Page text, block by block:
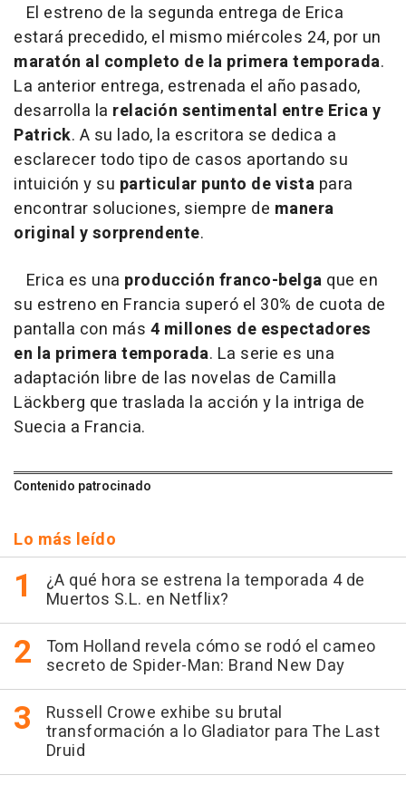
El estreno de la segunda entrega de Erica
estará precedido, el mismo miércoles 24, por un
maratón al completo de la primera temporada.
La anterior entrega, estrenada el año pasado,
desarrolla la relación sentimental entre Erica y
Patrick. A su lado, la escritora se dedica a
esclarecer todo tipo de casos aportando su
intuición y su particular punto de vista para
encontrar soluciones, siempre de manera
original y sorprendente.
Erica es una producción franco-belga que en
su estreno en Francia superó el 30% de cuota de
pantalla con más 4 millones de espectadores
en la primera temporada. La serie es una
adaptación libre de las novelas de Camilla
Läckberg que traslada la acción y la intriga de
Suecia a Francia.
Contenido patrocinado
Lo más leído
¿A qué hora se estrena la temporada 4 de
Muertos S.L. en Netflix?
Tom Holland revela cómo se rodó el cameo
secreto de Spider-Man: Brand New Day
Russell Crowe exhibe su brutal
transformación a lo Gladiator para The Last
Druid